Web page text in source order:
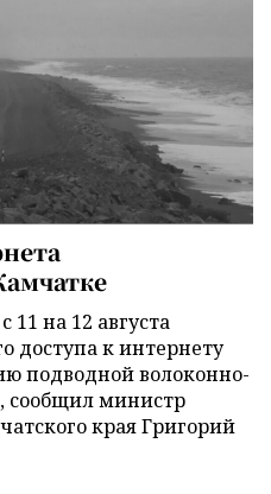
на 12 августа
доступа к интернету
подводной волоконно-
сообщил министр
края Григорий